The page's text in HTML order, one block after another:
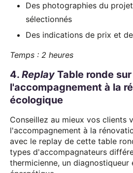
Des photographies du
sélectionnés
Des indications de prix et
Temps : 2 heures
4. Replay Table ronde sur
l'accompagnement à la
écologique
Conseillez au mieux vos clients
l'accompagnement à la
avec le replay de cette table
types d'accompagnateurs
thermicienne, un diagnostiqueur